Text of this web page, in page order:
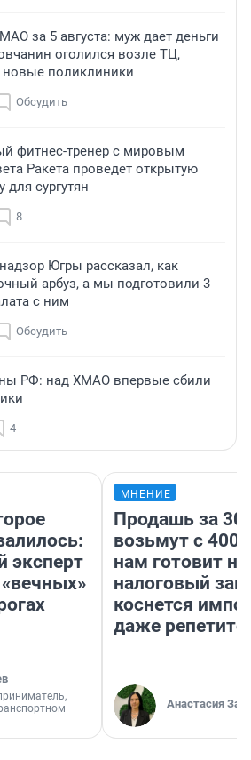
за 5 августа: муж дает деньги
оголился возле ТЦ,
новые поликлиники
Обсудить
фитнес-тренер с мировым
Ракета проведет открытую
для сургутян
8
Югры рассказал, как
арбуз, а мы подготовили 3
с ним
Обсудить
РФ: над ХМАО впервые сбили
4
эксперт
МНЕНИЕ
Продашь за
возьмут с
нам готовит
налоговый
коснется
даже
Анастасия